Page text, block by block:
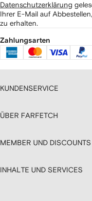
Datenschutzerklärung
Ihrer E-Mail auf
zu erhalten.
Zahlungsarten
KUNDENSERVICE
ÜBER FARFETCH
MEMBER UND DISCOUNTS
INHALTE UND SERVICES